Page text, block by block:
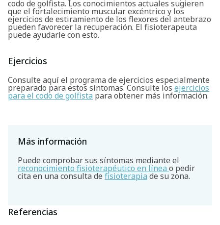
codo de golfista. Los conocimientos actuales sugieren
que el fortalecimiento muscular excéntrico y los
ejercicios de estiramiento de los flexores del antebrazo
pueden favorecer la recuperación. El fisioterapeuta
puede ayudarle con esto.
Ejercicios
Consulte aquí el programa de ejercicios especialmente
preparado para estos síntomas. Consulte los ejercicios
para el codo de golfista para obtener más información.
Más información
Puede comprobar sus síntomas mediante el
reconocimiento fisioterapéutico en línea o pedir
cita en una consulta de fisioterapia de su zona.
Referencias